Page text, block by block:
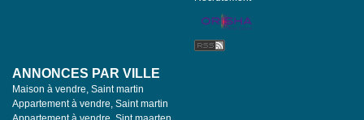
ANNONCES PAR VILLE
Maison à vendre, Saint martin
Appartement à vendre, Saint martin